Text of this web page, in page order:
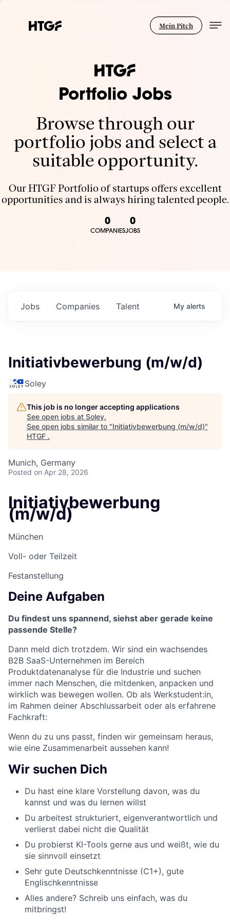
Mein Pitch
Portfolio Jobs
Browse through our
portfolio jobs and select a
suitable opportunity.
Our HTGF Portfolio of startups offers excellent
opportunities and is always hiring talented people.
0
COMPANIES
0
JOBS
Jobs Companies Talent My alerts
Initiativbewerbung (m/w/d)
Soley
This job is no longer accepting applications
See open jobs at Soley.
See open jobs similar to "Initiativbewerbung (m/w/d)"
HTGF .
Munich, Germany
Posted on Apr 28, 2026
Initiativbewerbung
(m/w/d)
München
Voll- oder Teilzeit
Festanstellung
Deine Aufgaben
Du findest uns spannend, siehst aber gerade keine
passende Stelle?
Dann meld dich trotzdem. Wir sind ein wachsendes
B2B SaaS-Unternehmen im Bereich
Produktdatenanalyse für die Industrie und suchen
immer nach Menschen, die mitdenken, anpacken und
wirklich was bewegen wollen. Ob als Werkstudent:in,
im Rahmen deiner Abschlussarbeit oder als erfahrene
Fachkraft:
Wenn du zu uns passt, finden wir gemeinsam heraus,
wie eine Zusammenarbeit aussehen kann!
Wir suchen Dich
Du hast eine klare Vorstellung davon, was du
kannst und was du lernen willst
Du arbeitest strukturiert, eigenverantwortlich und
verlierst dabei nicht die Qualität
Du probierst KI-Tools gerne aus und weißt, wie du
sie sinnvoll einsetzt
Sehr gute Deutschkenntnisse (C1+), gute
Englischkenntnisse
Alles andere? Schreib uns einfach, was du
mitbringst!